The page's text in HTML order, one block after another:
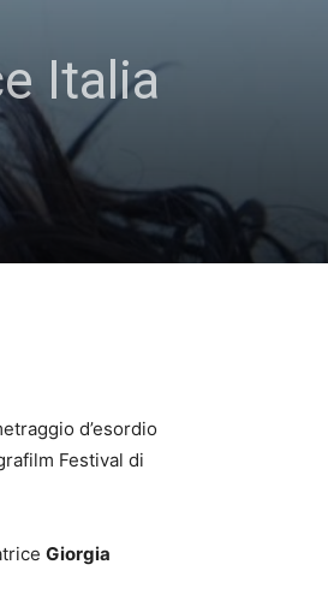
Italia
d’esordio
Festival di
Giorgia